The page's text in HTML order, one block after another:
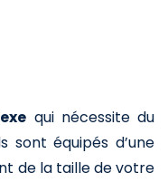
qui nécessite du
sont équipés d’une
de la taille de votre